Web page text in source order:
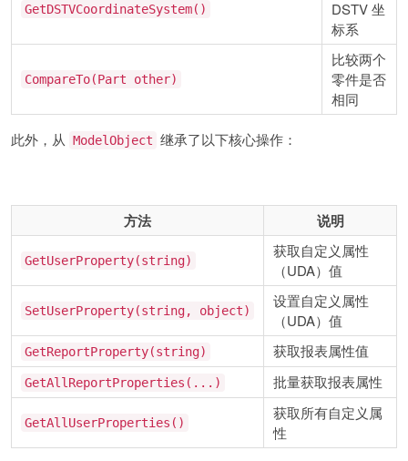
GetDSTVCoordinateSystem()
DSTV 坐
标系
CompareTo(Part other)
比较两个
零件是否
相同
此外，从 ModelObject 继承了以下核心操作：
方法 说明
GetUserProperty(string)
获取自定义属性
（UDA）值
SetUserProperty(string, object)
设置自定义属性
（UDA）值
GetReportProperty(string) 获取报表属性值
GetAllReportProperties(...) 批量获取报表属性
GetAllUserProperties()
获取所有自定义属
性